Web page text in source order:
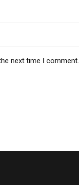
next time I comment.